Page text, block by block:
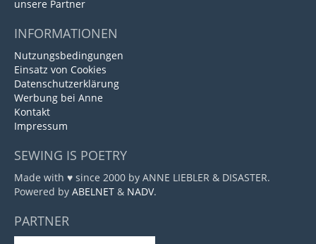
unsere Partner
INFORMATIONEN
Nutzungsbedingungen
Einsatz von Cookies
Datenschutzerklärung
Werbung bei Anne
Kontakt
Impressum
SEWING IS POETRY
Made with ♥ since 2000 by ANNE LIEBLER & DISASTER.
Powered by ABELNET & NADV.
PARTNER